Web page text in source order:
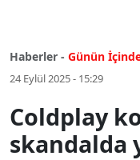
Haberler - Günün
24 Eylül 2025 - 15:29
Coldplay
skandalda